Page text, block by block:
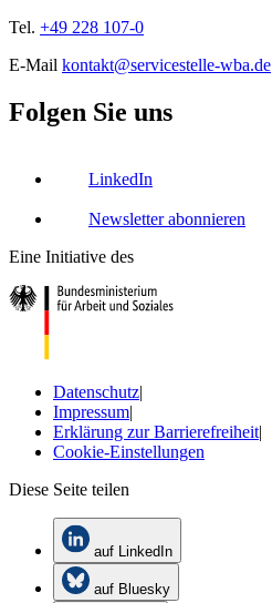
Tel. +49 228 107-0
E-Mail kontakt@servicestelle-wba.de
Folgen Sie uns
LinkedIn
Newsletter abonnieren
Eine Initiative des
Datenschutz|
Impressum|
Erklärung zur Barrierefreiheit|
Cookie-Einstellungen
Diese Seite teilen
auf LinkedIn
auf Bluesky